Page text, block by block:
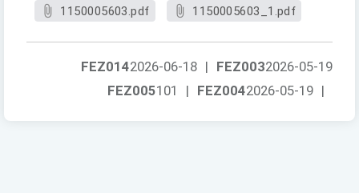
1150005603.pdf 1150005603_1.pdf
FEZ0032026-05-19
FEZ0142026-06-18 |
FEZ0042026-05-19 |
FEZ005101 |